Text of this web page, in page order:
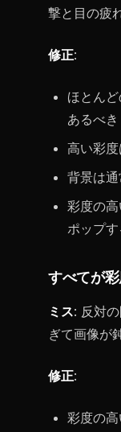
撃と目の疲
修正:
ほとん
あるべき
高い彩度
背景は
彩度の
ポップす
すべてが
ミス: 反対
ぎて画像が
修正:
彩度の